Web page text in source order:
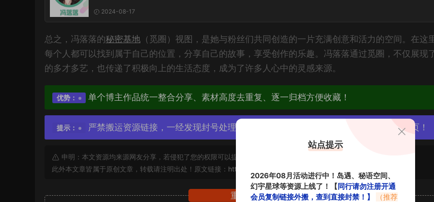
2024-08-17
总之，冯落落的秘密基地 （觅圈）视图，是她与粉丝们共同创造的一片充满创意和活力的空间。在这
每个人都可以找到属于自己的位置，分享自己的故事，享受创作的乐趣。冯落落通过觅圈，不仅展现
的多才多艺，也传递了积极向上的生活态度，成为了许多人心中的灵感来源。
优势： 单个博主作品统一整合分享、素材高度去重复、逐一归档方便收藏！
提示： 严禁搬运资源链接，一经发现封号处理，素材资源无露点、需求请绕道，关闭本站网页！
申明：本文资源均来源网友分享，若侵犯了您的权限可以提交工单处理。
此外本文章皆属于原创文章，转载请注明出处！原文链接： https://www.vmiba.com/10180.html
重要声明
站点提示
2026年08月活动进行中！岛遇、秘语空间、
幻宇星球等资源上线了！【同行请勿注册开通
会员复制链接外搬，查到直接封禁！】
（推荐